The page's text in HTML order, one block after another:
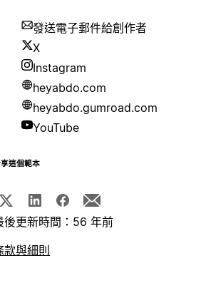
發送電子郵件給創作者
X
Instagram
heyabdo.com
heyabdo.gumroad.com
YouTube
這個範本
後更新時間：56 年前
款與細則